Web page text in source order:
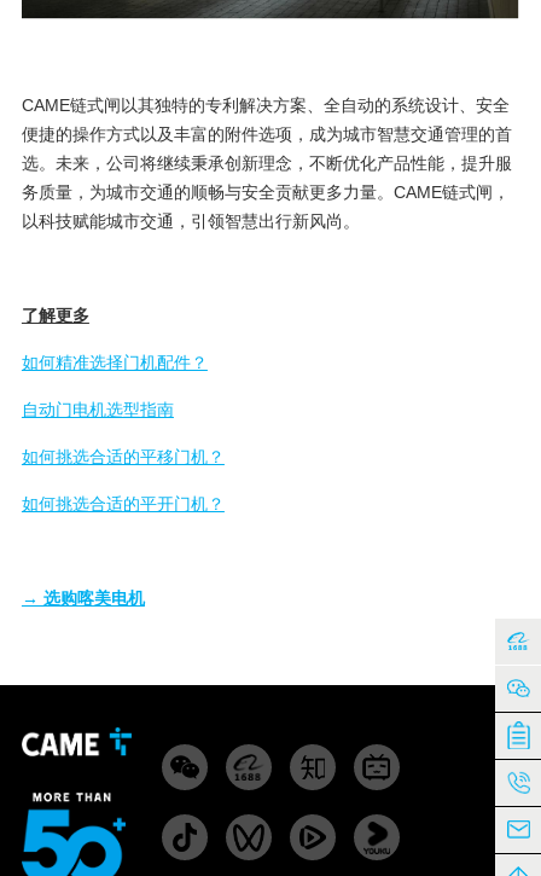
CAME链式闸以其独特的专利解决方案、全自动的系统设计、安全
便捷的操作方式以及丰富的附件选项，成为城市智慧交通管理的首
选。未来，公司将继续秉承创新理念，不断优化产品性能，提升服
务质量，为城市交通的顺畅与安全贡献更多力量。CAME链式闸，
以科技赋能城市交通，引领智慧出行新风尚。
了解更多
如何精准选择门机配件？
自动门电机选型指南
如何挑选合适的平移门机？
如何挑选合适的平开门机？
→ 选购喀美电机